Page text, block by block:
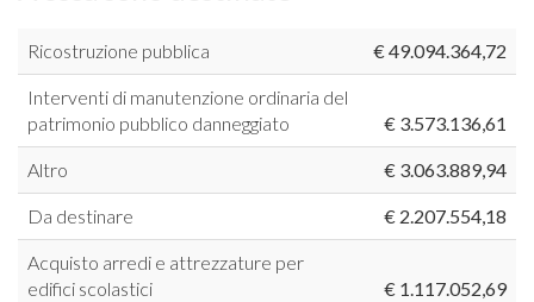
Ricostruzione pubblica € 49.094.364,72
Interventi di manutenzione ordinaria del
patrimonio pubblico danneggiato
€ 3.573.136,61
Altro € 3.063.889,94
Da destinare € 2.207.554,18
Acquisto arredi e attrezzature per
edifici scolastici
€ 1.117.052,69